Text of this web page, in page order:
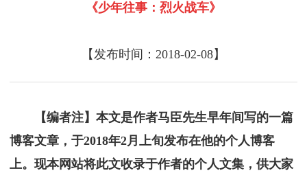
《少年往事：烈火战车》
【发布时间：2018-02-08】
【编者注】本文是作者马臣先生早年间写的一篇
博客文章，于2018年2月上旬发布在他的个人博客
上。现本网站将此文收录于作者的个人文集，供大家